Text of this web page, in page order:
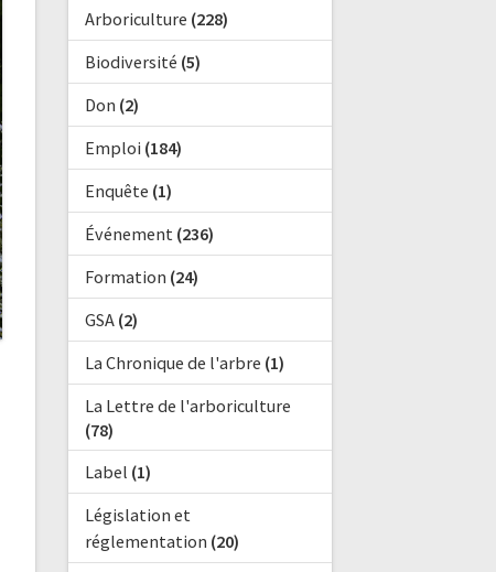
Arboriculture (228)
Biodiversité (5)
Don (2)
Emploi (184)
Enquête (1)
Événement(236)
Formation (24)
GSA(2)
La Chronique de l'arbre (1)
La Lettre de l'arboriculture
(78)
Label (1)
Législation et
réglementation (20)